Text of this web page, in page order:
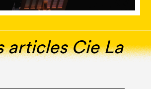
articles Cie La